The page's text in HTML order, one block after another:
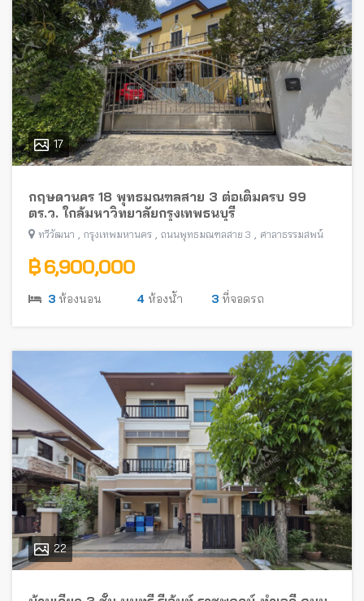
17
กฤษดานคร 18 พุทธมณฑลสาย 3 ต่อเติมครบ 99
ตร.ว. ใกล้มหาวิทยาลัยกรุงเทพธนบุรี
ทวีวัฒนา , กรุงเทพมหานคร , ถนนพุทธมณฑลสาย 3 , ศาลาธรรมสพน์
฿ 6,900,000
3 ห้องนอน 4 ห้องน้ำ 3 ที่จอดรถ
22